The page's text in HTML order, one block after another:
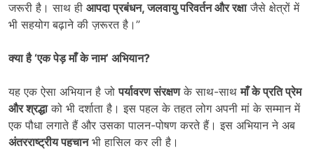
जरूरी है। साथ ही आपदा प्रबंधन,जलवायु परिवर्तन और रक्षाजैसे क्षेत्रों में
भी सहयोग बढ़ाने की ज़रूरत है।”
क्या है ‘एक पेड़ माँ के नाम’ अभियान?
यह एक ऐसा अभियान है जोपर्यावरण संरक्षणके साथ-साथमाँ के प्रति प्रेम
और श्रद्धाको भी दर्शाता है। इस पहल के तहत लोग अपनी मां के सम्मान में
एक पौधा लगाते हैं और उसका पालन-पोषण करते हैं। इस अभियान ने अब
अंतरराष्ट्रीय पहचानभी हासिल कर ली है।